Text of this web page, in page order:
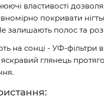
властивості
покривати
залишають полос та
на сонці - УФ-фільтри в
яскравий глянець